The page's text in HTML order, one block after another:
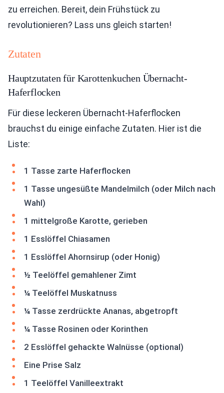
zu erreichen. Bereit, dein Frühstück zu
revolutionieren? Lass uns gleich starten!
Zutaten
Hauptzutaten für Karottenkuchen Übernacht-
Haferflocken
Für diese leckeren Übernacht-Haferflocken
brauchst du einige einfache Zutaten. Hier ist die
Liste:
1 Tasse zarte Haferflocken
1 Tasse ungesüßte Mandelmilch (oder Milch nach
Wahl)
1 mittelgroße Karotte, gerieben
1 Esslöffel Chiasamen
1 Esslöffel Ahornsirup (oder Honig)
½ Teelöffel gemahlener Zimt
¼ Teelöffel Muskatnuss
¼ Tasse zerdrückte Ananas, abgetropft
¼ Tasse Rosinen oder Korinthen
2 Esslöffel gehackte Walnüsse (optional)
Eine Prise Salz
1 Teelöffel Vanilleextrakt